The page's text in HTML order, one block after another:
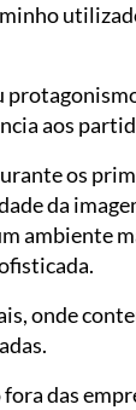
aos
os
da
ambiente
onde
das